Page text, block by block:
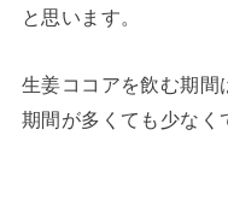
と思います。
生姜ココアを飲む期間
期間が多くても少なく